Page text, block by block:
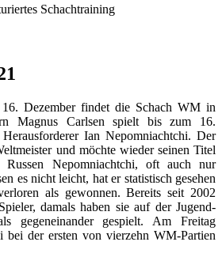
Schachtraining
Dezember findet die Schach WM in
Magnus Carlsen spielt bis zum 16.
Ian Nepomniachtchi. Der
und möchte wieder seinen Titel
Russen Nepomniachtchi, oft auch nur
es nicht leicht, hat er statistisch gesehen
als gewonnen. Bereits seit 2002
damals haben sie auf der Jugend-
gegeneinander gespielt. Am Freitag
bei der ersten von vierzehn WM-Partien